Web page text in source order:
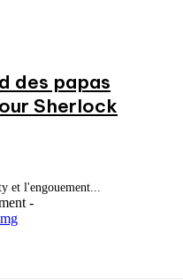
des papas
Sherlock
et l'engouement...
-